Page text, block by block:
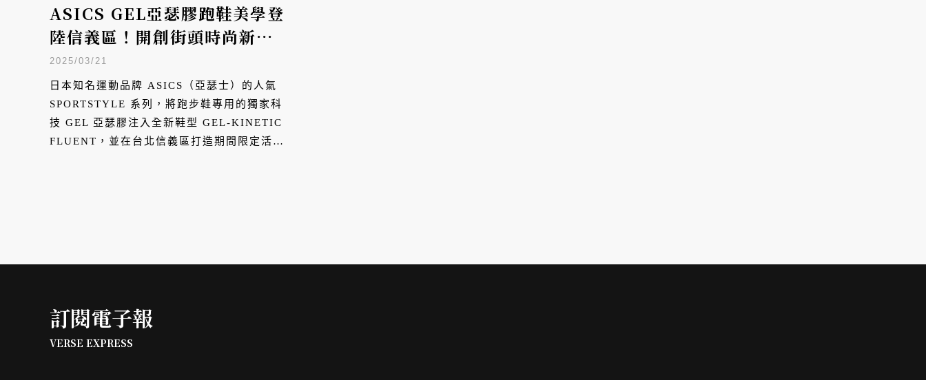
ASICS GEL亞瑟膠跑鞋美學登
陸信義區！開創街頭時尚新篇
章
2025/03/21
日本知名運動品牌 ASICS（亞瑟士）的人氣
SPORTSTYLE 系列，將跑步鞋專用的獨家科
技 GEL 亞瑟膠注入全新鞋型 GEL-KINETIC
FLUENT，並在台北信義區打造期間限定活
訂閱電子報
VERSE EXPRESS